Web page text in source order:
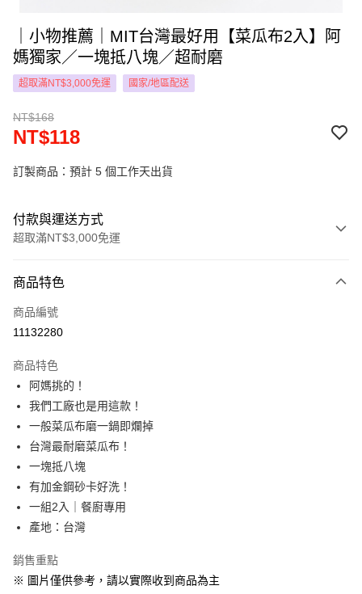
｜小物推薦｜MIT台灣最好用【菜瓜布2入】阿
媽獨家／一塊抵八塊／超耐磨
超取滿NT$3,000免運 國家/地區配送
NT$168
NT$118
訂製商品：預計 5 個工作天出貨
付款與運送方式
超取滿NT$3,000免運
信用卡一次付款
LINE Pay
街口支付
全盈+PAY
大哥付你分期
相關說明
【大哥付你分期使用說明】
1.本服務由台灣大哥大提供，台灣大哥大用戶可立即使用無須另外申請。
2.付款方式選擇「大哥付你分期」，訂單成立後會自動跳轉到大哥付的交易
流程，驗證手機門號後，選擇欲分期的期數、繳款截止日，確認付款後即完
3.實際核准額度、可分期數及費用金額請依後續交易確認頁面所載為準。
4.訂單成立30分鐘內，如未前往確認交易或遇審核未通過，訂單將自動取
消。如遇「轉專審核」未通過狀況，表示未達大哥付你分期系統評分，恕無
AFTEE先享後付
相關說明
【關於「AFTEE先享後付」】
便利好安心！
１．簡單：不需註冊會員、不需綁卡、不需儲值。
２．便利：只要手機號碼，簡訊認證，即可結帳。
運送方式
商品特色
商品編號
11132280
商品特色
阿媽挑的！
我們工廠也是用這款！
一般菜瓜布磨一鍋即爛掉
台灣最耐磨菜瓜布！
一塊抵八塊
有加金鋼砂卡好洗！
一組2入｜餐廚專用
產地：台灣
銷售重點
※ 圖片僅供參考，請以實際收到商品為主